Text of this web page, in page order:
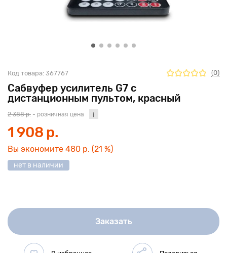
Сабвуфер усилитель G7 с
дистанционным пультом, красный
Код товара: 367767 (0)
2 388 р. - розничная цена
1 908 р.
Вы экономите 480 р. (21 %)
нет в наличии
Заказать